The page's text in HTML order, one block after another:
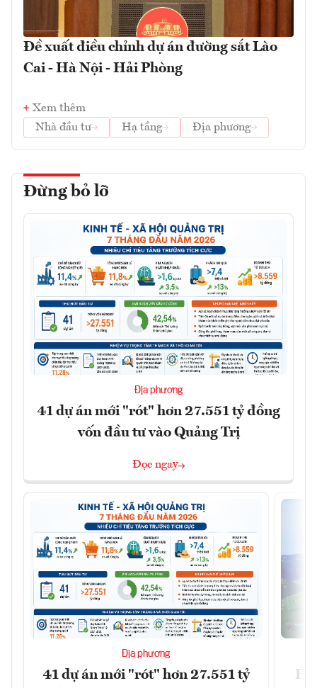
Đề xuất điều chỉnh dự án đường sắt Lào
Cai - Hà Nội - Hải Phòng
Xem thêm
Nhà đầu tư
Hạ tầng Địa phương
Đừng bỏ lỡ
Địa phương
41 dự án mới "rót" hơn 27.551 tỷ đồng
vốn đầu tư vào Quảng Trị
Đọc ngay
Địa phương
41 dự án mới "rót" hơn 27.551 tỷ
Hà